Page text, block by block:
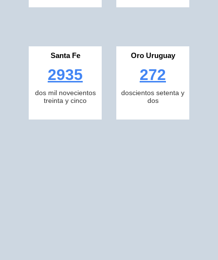
Santa Fe
2935
dos mil novecientos
treinta y cinco
Oro Uruguay
272
doscientos setenta y
dos